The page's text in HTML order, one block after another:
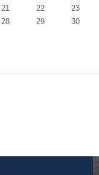
21 22
23
28 29
30